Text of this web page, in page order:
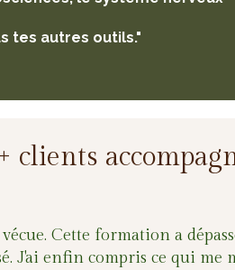
tes autres outils."
Cette formation a
J'ai enfin compris ce qui me